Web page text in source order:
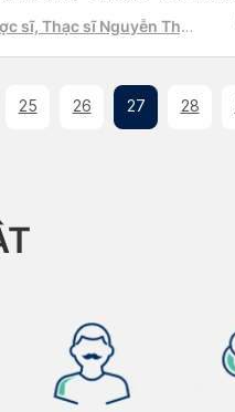
cho […]
sĩ, Thạc sĩ Nguyễn Thị
25 26 27 28